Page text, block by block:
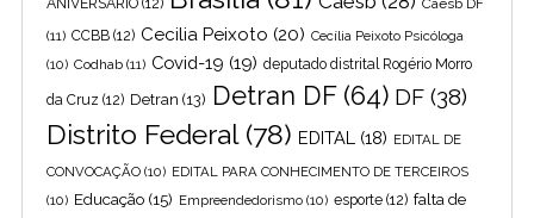
(11) CCBB (12) Cecilia Peixoto (20) Cecília Peixoto Psicóloga
(10) Codhab (11) Covid-19 (19) deputado distrital Rogério Morro
da Cruz (12) Detran (13) Detran DF(64) DF (38)
Distrito Federal(78) EDITAL (18) EDITAL DE
CONVOCAÇÃO (10) EDITAL PARA CONHECIMENTO DE TERCEIROS
(10) Educação (15) Empreendedorismo (10) esporte (12) falta de